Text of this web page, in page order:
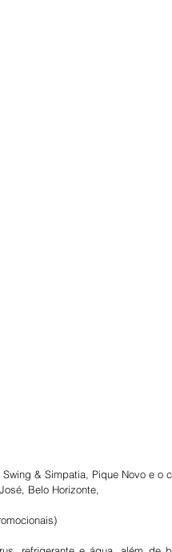
& Simpatia, Pique Novo e o
Belo Horizonte,